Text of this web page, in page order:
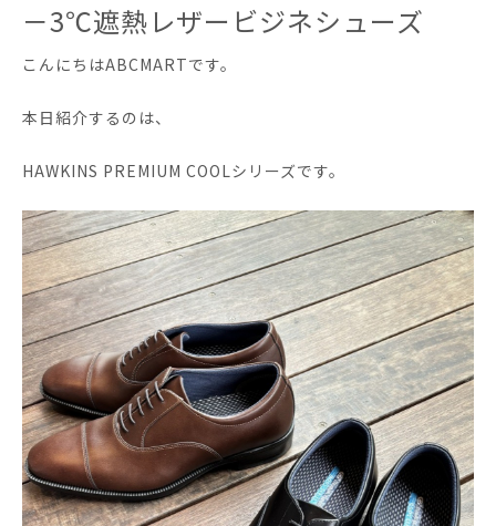
－3℃遮熱レザービジネシューズ
こんにちはABCMARTです。
本日紹介するのは、
HAWKINS PREMIUM COOLシリーズです。